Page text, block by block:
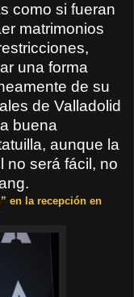
como si fueran
matrimonios
una forma
de su
de Valladolid
buena
aunque la
no será fácil, no
en la recepción en